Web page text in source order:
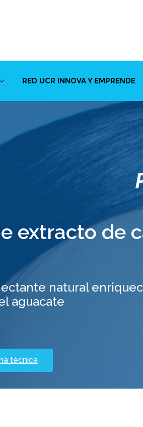
RED UCR INNOVA Y EMPRENDE
extracto de
natural
aguacate
técnica